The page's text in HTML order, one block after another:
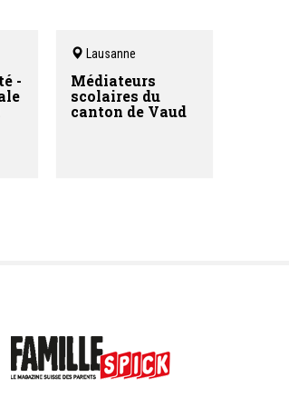
-
Lausanne
Médiateurs
scolaires du
canton de Vaud